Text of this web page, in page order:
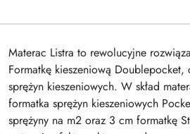
Materac Listra to rewolucyjne
Formatkę kieszeniową
sprężyn kieszeniowych. W skład
formatka sprężyn kieszeniowych
sprężyny na m2 oraz 3 cm formatkę